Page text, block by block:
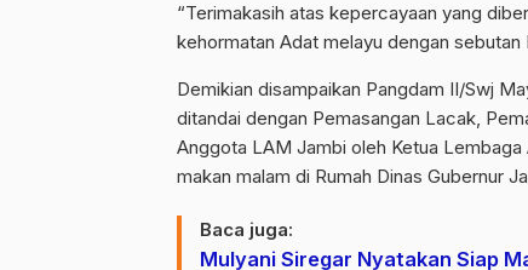
“Terimakasih atas kepercayaan yang
kehormatan Adat melayu dengan sebutan
Demikian disampaikan Pangdam II/Swj
ditandai dengan Pemasangan Lacak,
Anggota LAM Jambi oleh Ketua
makan malam di Rumah Dinas Gubernur
Baca juga:
Mulyani Siregar Nyatakan Siap